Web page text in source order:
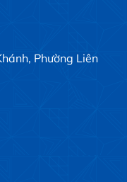
Phường Liên